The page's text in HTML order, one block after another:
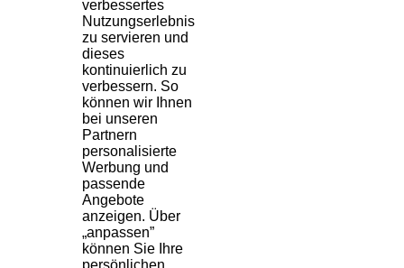
verbessertes
Nutzungserlebnis
zu servieren und
dieses
kontinuierlich zu
verbessern. So
können wir Ihnen
bei unseren
Partnern
personalisierte
Werbung und
passende
Angebote
anzeigen. Über
„anpassen”
können Sie Ihre
persönlichen